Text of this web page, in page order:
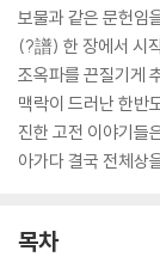
보물과 같은 문헌임
(?譜) 한 장에서 시
조옥파를 끈질기게
맥락이 드러난 한반
진한 고전 이야기들
아가다 결국 전체상
목차